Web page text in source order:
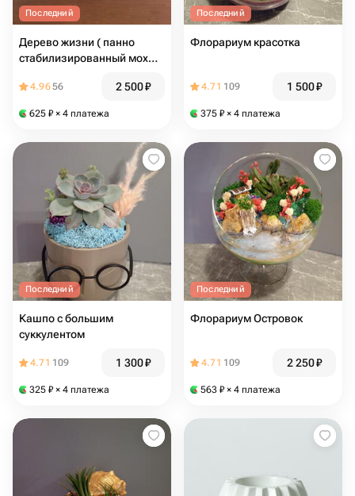
Последний
Дерево жизни ( панно
стабилизированный мох
4.9656 2 500₽
625 ₽ × 4 платежа
Последний
Флорариум красотка
4.71 109 1 500₽
375 ₽ × 4 платежа
Последний
Кашпо с большим
суккулентом
4.71 109 1 300₽
325 ₽ × 4 платежа
Последний
Флорариум Островок
4.71 109 2 250₽
563 ₽ × 4 платежа